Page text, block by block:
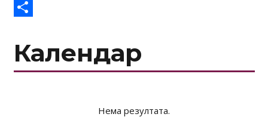
WhatsApp
Календар
Нема резултата.